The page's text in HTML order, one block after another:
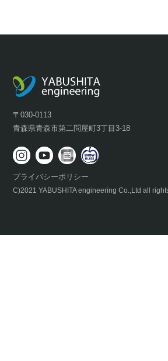
〒030-0113
青森県青森市第二問屋町3丁目3-18
プライバシーポリシー
C)2021 YABUSHITA engineering Co.,Ltd all